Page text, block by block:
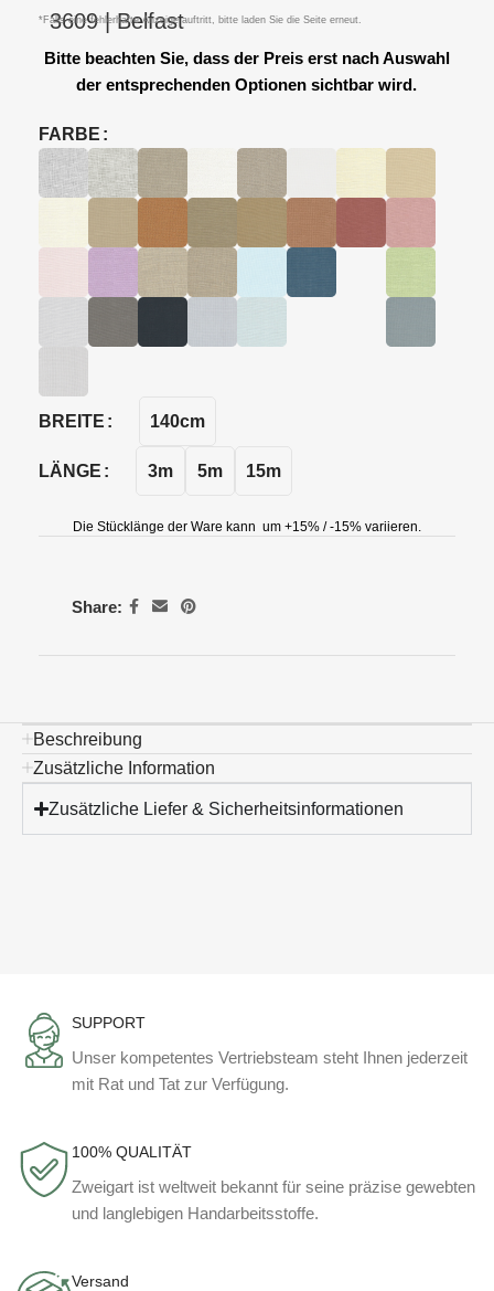
3609 | Belfast
*Falls eine fehlerhafte Anzeige auftritt, bitte laden Sie die Seite erneut.
Bitte beachten Sie, dass der Preis erst nach Auswahl
der entsprechenden Optionen sichtbar wird.
FARBE
BREITE 140cm
LÄNGE 3m 5m 15m
Die Stücklänge der Ware kann um +15% / -15% variieren.
Share:
Beschreibung
Zusätzliche Information
Zusätzliche Liefer & Sicherheitsinformationen
SUPPORT
Unser kompetentes Vertriebsteam steht Ihnen jederzeit
mit Rat und Tat zur Verfügung.
100% QUALITÄT
Zweigart ist weltweit bekannt für seine präzise gewebten
und langlebigen Handarbeitsstoffe.
Versand